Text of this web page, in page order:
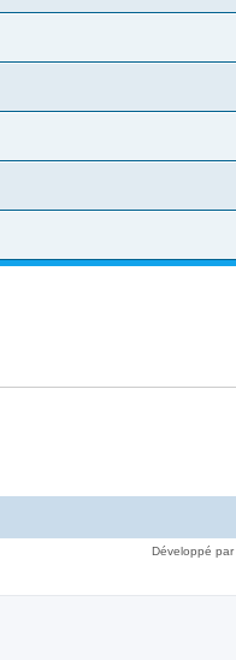
Développé par